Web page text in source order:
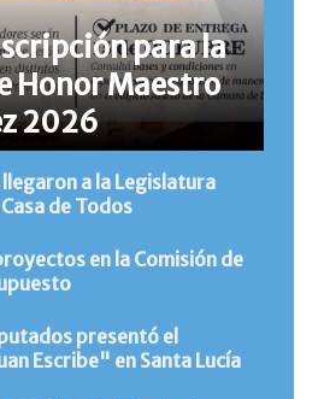
para la
Honor Maestro
2026
a la Legislatura
de Todos
en la Comisión de
presentó el
Escribe" en Santa Lucía